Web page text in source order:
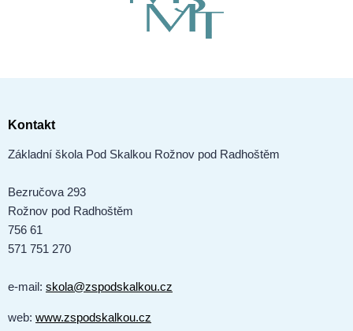
Kontakt
Základní škola Pod Skalkou Rožnov pod Radhoštěm
Bezručova 293
Rožnov pod Radhoštěm
756 61
571 751 270
e-mail: skola@zspodskalkou.cz
web: www.zspodskalkou.cz